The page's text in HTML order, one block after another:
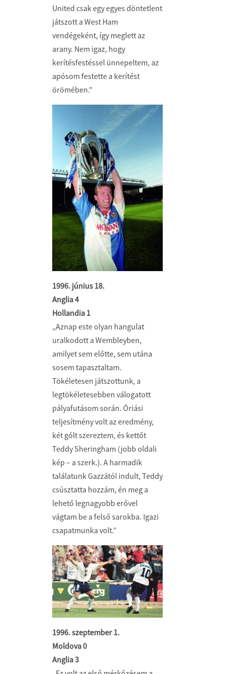
United csak egy egyes döntetlent
játszott a West Ham
vendégeként, így meglett az
arany. Nem igaz, hogy
kerítésfestéssel ünnepeltem, az
apósom festette a kerítést
örömében.”
1996. június 18.
Anglia 4
Hollandia 1
„Aznap este olyan hangulat
uralkodott a Wembleyben,
amilyet sem előtte, sem utána
sosem tapasztaltam.
Tökéletesen játszottunk, a
legtökéletesebben válogatott
pályafutásom során. Óriási
teljesítmény volt az eredmény,
két gólt szereztem, és kettőt
Teddy Sheringham (jobb oldali
kép – a szerk.). A harmadik
találatunk Gazzától indult, Teddy
csúsztatta hozzám, én meg a
lehető legnagyobb erővel
vágtam be a felső sarokba. Igazi
csapatmunka volt.”
1996. szeptember 1.
Moldova 0
Anglia 3